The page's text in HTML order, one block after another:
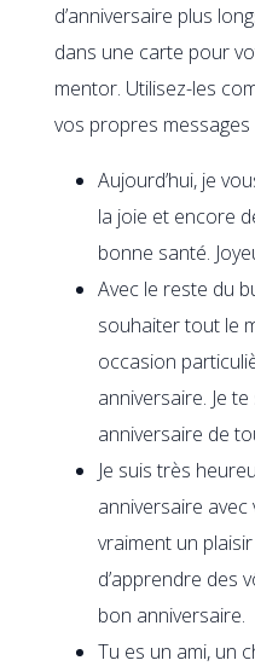
d’anniversaire plus
dans une carte pour
mentor. Utilisez-les
vos propres
Aujourd’hui, je
la joie et encore
bonne santé.
Avec le reste du
souhaiter tout le
occasion
anniversaire. Je
anniversaire de
Je suis très
anniversaire avec
vraiment un
d’apprendre des
bon anniversaire.
Tu es un ami, un